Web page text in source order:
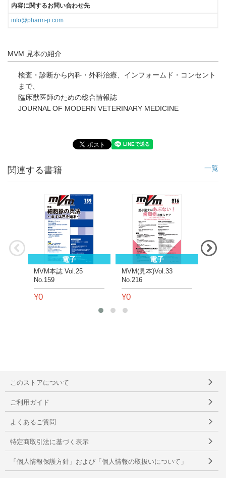
内容に関するお問い合わせ先
info@pharm-p.com
MVM 見本の紹介
検査・診断から内科・外科治療、インフォームド・コンセント
まで、
臨床獣医師のための総合情報誌
JOURNAL OF MODERN VETERINARY MEDICINE
関連する書籍 一覧
電子
MVM本誌 Vol.25
No.159
¥0
電子
MVM(見本)Vol.33
No.216
¥0
このストアについて
ご利用ガイド
よくあるご質問
特定商取引法に基づく表示
「個人情報保護方針」および「個人情報の取扱いについて」